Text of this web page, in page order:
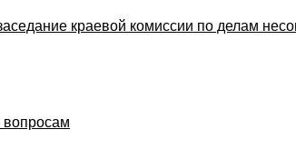
краевой комиссии по делам
вопросам